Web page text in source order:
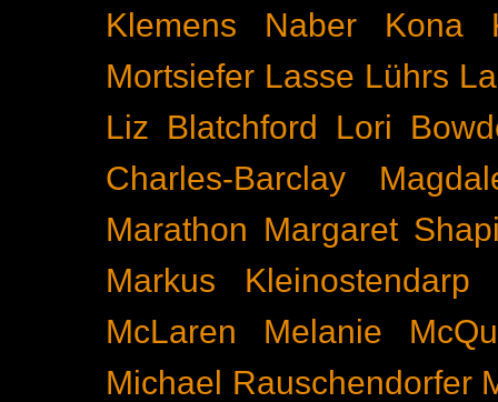
Klemens Naber
Kona
Mortsiefer Lasse Lührs
Liz Blatchford
Lori
Charles-Barclay
Marathon Margaret
Markus Kleinostendarp
McLaren
Melanie
Michael Rauschendorfer